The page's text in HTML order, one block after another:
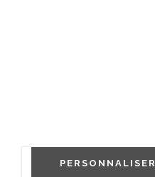
PERSONNALISER